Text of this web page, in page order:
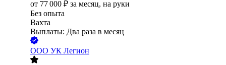
от 77 000 ₽ за месяц, на руки
Без опыта
Вахта
Выплаты: Два раза в месяц
ООО УК Легион